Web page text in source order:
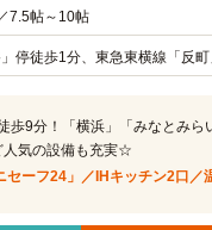
7.5帖～10帖
停徒歩1分、東急東横線「反
歩9分！「横浜」「みなとみら
人気の設備も充実☆
セーフ24」／IHキッチン2口／